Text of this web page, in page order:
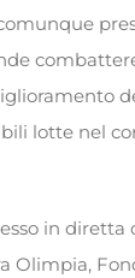
lotte nel
in diretta
Olimpia,